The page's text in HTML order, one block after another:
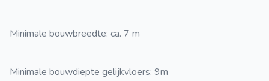
Minimale bouwbreedte: ca. 7 m
Minimale bouwdiepte gelijkvloers: 9m